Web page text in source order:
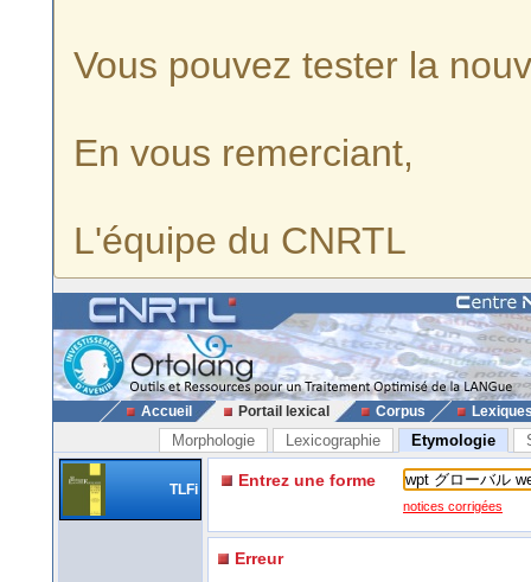
Vous pouvez tester la
En vous remerciant,
L'équipe du CNRTL
Accueil Portail lexical Corpus
Morphologie Lexicographie Etymologie
TLFi Entrez une forme
notices corrigées
Erreur